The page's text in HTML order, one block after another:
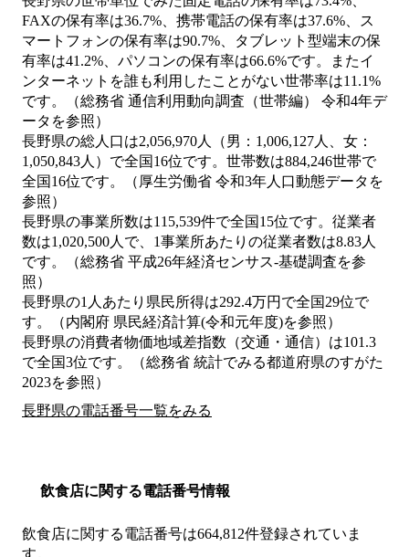
FAXの保有率は36.7%、携帯電話の保有率は37.6%、ス
マートフォンの保有率は90.7%、タブレット型端末の保
有率は41.2%、パソコンの保有率は66.6%です。またイ
ンターネットを誰も利用したことがない世帯率は11.1%
です。（総務省 通信利用動向調査（世帯編） 令和4年デ
ータを参照）
長野県の総人口は2,056,970人（男：1,006,127人、女：
1,050,843人）で全国16位です。世帯数は884,246世帯で
全国16位です。（厚生労働省 令和3年人口動態データを
参照）
長野県の事業所数は115,539件で全国15位です。従業者
数は1,020,500人で、1事業所あたりの従業者数は8.83人
です。（総務省 平成26年経済センサス‐基礎調査を参
照）
長野県の1人あたり県民所得は292.4万円で全国29位で
す。（内閣府 県民経済計算(令和元年度)を参照）
長野県の消費者物価地域差指数（交通・通信）は101.3
で全国3位です。（総務省 統計でみる都道府県のすがた
2023を参照）
長野県の電話番号一覧をみる
飲食店に関する電話番号情報
飲食店に関する電話番号は664,812件登録されていま